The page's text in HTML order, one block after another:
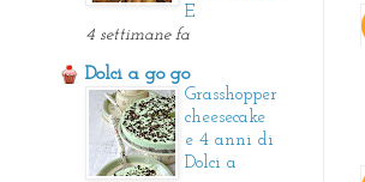
E
4 settimane fa
Dolci a go go
Grasshopper
cheesecake
e 4 anni di
Dolci a